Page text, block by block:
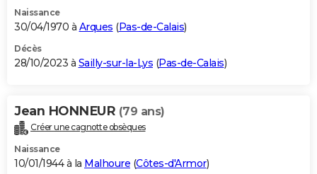
Naissance
30/04/1970 à Arques (Pas-de-Calais)
Décès
28/10/2023 à Sailly-sur-la-Lys (Pas-de-Calais)
Jean HONNEUR (79 ans)
Créer une cagnotte obsèques
Naissance
10/01/1944 à la Malhoure (Côtes-d'Armor)